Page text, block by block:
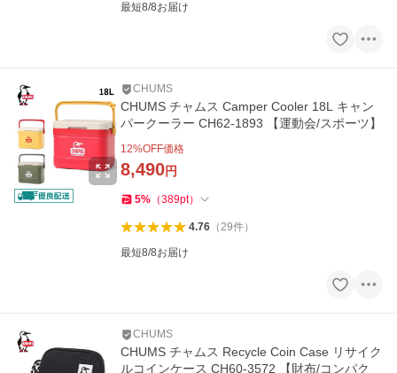
最短8/8お届け
CHUMS
CHUMS チャムス Camper Cooler 18L キャン
パークーラー CH62-1893 【運動会/スポーツ】
12%OFF価格
8,490円
5% （389pt）
4.76（29件）
最短8/8お届け
CHUMS
CHUMS チャムス Recycle Coin Case リサイク
ルコインケース CH60-3572 【財布/コンパク